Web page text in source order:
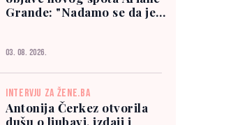
Grande: "Nadamo se da je
03. 08. 2026.
INTERVJU ZA ŽENE.BA
Antonija Čerkez otvorila
dušu o ljubavi, izdaji i